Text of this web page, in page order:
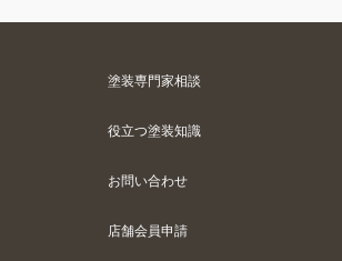
塗装専門家相談
役立つ塗装知識
お問い合わせ
店舗会員申請